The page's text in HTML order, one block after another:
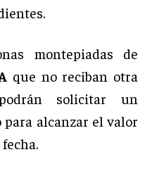
montepiadas de
que no reciban otra
solicitar un
para alcanzar el valor